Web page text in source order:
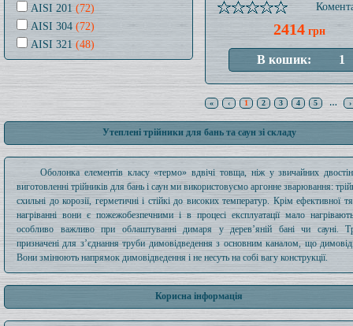
AISI 201(72)
AISI 304 (72)
AISI 321 (48)
2414 грн
« ‹ 1 2 3 4 5 … ›
Утеплені трійники для бань та саун зі складу
Оболонка елементів класу «термо» вдвічі товща, ніж у звичайних
виготовленні трійників для бань і саун ми використовуємо аргонне зварювання:
схильні до корозії, герметичні і стійкі до високих температур. Крім ефективної
нагріванні вони є пожежобезпечними і в процесі експлуатації мало
особливо важливо при облаштуванні димаря у дерев’яній бані чи сауні.
призначені для з’єднання труби димовідведення з основним каналом, що
Вони змінюють напрямок димовідведення і не несуть на собі вагу конструкції.
Корисна інформація